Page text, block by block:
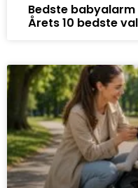
Bedste
Årets 10 bedste